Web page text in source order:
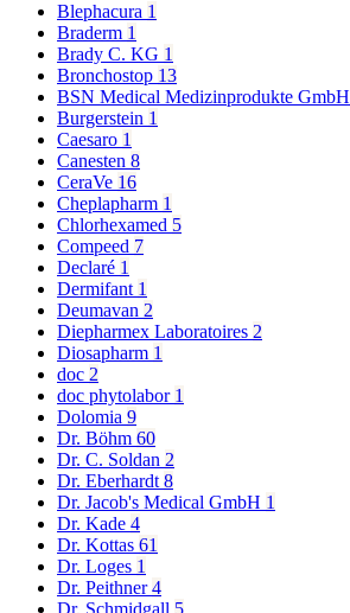
Blephacura 1
Braderm 1
Brady C. KG 1
Bronchostop 13
BSN Medical Medizinprodukte GmbH
Burgerstein 1
Caesaro 1
Canesten 8
CeraVe 16
Cheplapharm 1
Chlorhexamed 5
Compeed 7
Declaré 1
Dermifant 1
Deumavan 2
Diepharmex Laboratoires 2
Diosapharm 1
doc 2
doc phytolabor 1
Dolomia 9
Dr. Böhm 60
Dr. C. Soldan 2
Dr. Eberhardt8
Dr. Jacob's Medical GmbH 1
Dr. Kade 4
Dr. Kottas 61
Dr. Loges 1
Dr. Peithner4